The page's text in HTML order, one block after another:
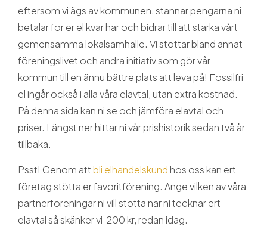
Guider och tips
eftersom vi ägs av kommunen, stannar pengarna ni
betalar för er el kvar här och bidrar till att stärka vårt
gemensamma lokal­samhälle. Vi stöttar bland annat
föreningslivet och andra initiativ som gör vår
kommun till en ännu bättre plats att leva på! Fossilfri
el ingår också i alla våra elavtal, utan extra kostnad.
På denna sida kan ni se och jämföra elavtal och
priser. Längst ner hittar ni vår prishistorik sedan två år
tillbaka.
Psst! Genom attbli elhandelskund hos oss kan ert
företag stötta er favoritförening. Ange vilken av våra
partnerföreningar ni vill stötta när ni tecknar ert
elavtal så skänker vi 200 kr, redan idag.